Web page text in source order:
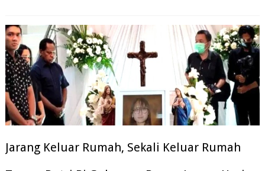
Jarang Keluar Rumah, Sekali Keluar Rumah